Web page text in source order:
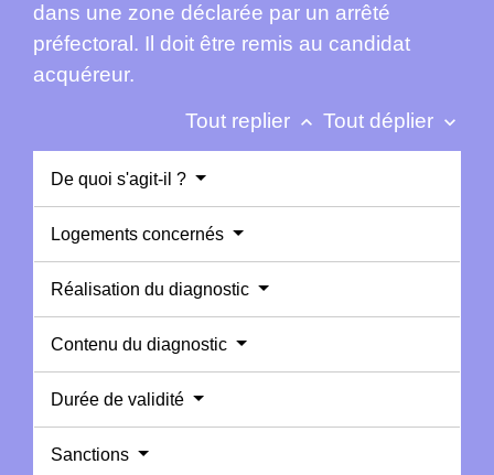
dans une zone déclarée par un arrêté
préfectoral. Il doit être remis au candidat
acquéreur.
Tout replier keyboard_arrow_up Tout déplier keyboard_arrow_down
De quoi s'agit-il ?
Logements concernés
Réalisation du diagnostic
Contenu du diagnostic
Durée de validité
Sanctions